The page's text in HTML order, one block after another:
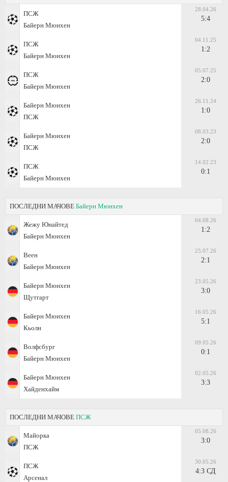
ПСЖ
Байерн Мюнхен
28.04.26
5:4
ПСЖ
Байерн Мюнхен
04.11.25
1:2
ПСЖ
Байерн Мюнхен
05.07.25
2:0
Байерн Мюнхен
ПСЖ
26.11.24
1:0
Байерн Мюнхен
ПСЖ
08.03.23
2:0
ПСЖ
Байерн Мюнхен
14.02.23
0:1
ПОСЛЕДНИ МАЧОВЕ Байерн Мюнхен
Жежу Юнайтед
Байерн Мюнхен
04.08.26
1:2
Веен
Байерн Мюнхен
25.07.26
2:1
Байерн Мюнхен
Щутгарт
23.05.26
3:0
Байерн Мюнхен
Кьолн
16.05.26
5:1
Волфсбург
Байерн Мюнхен
09.05.26
0:1
Байерн Мюнхен
Хайденхайм
02.05.26
3:3
ПОСЛЕДНИ МАЧОВЕ ПСЖ
Майорка
ПСЖ
05.08.26
3:0
ПСЖ
Арсенал
30.05.26
4:3 СД